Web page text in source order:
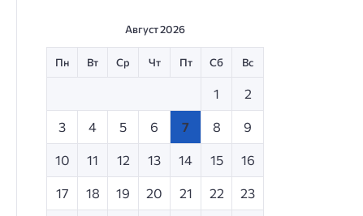
Август 2026
Пн Вт Ср Чт Пт Сб Вс
1 2
3 4 5 6 7 8 9
10 11 12 13 14 15 16
17 18 19 20 21 22 23